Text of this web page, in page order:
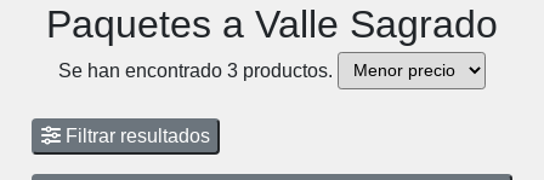
Paquetes a Valle Sagrado
Se han encontrado 3 productos.
Filtrar resultados